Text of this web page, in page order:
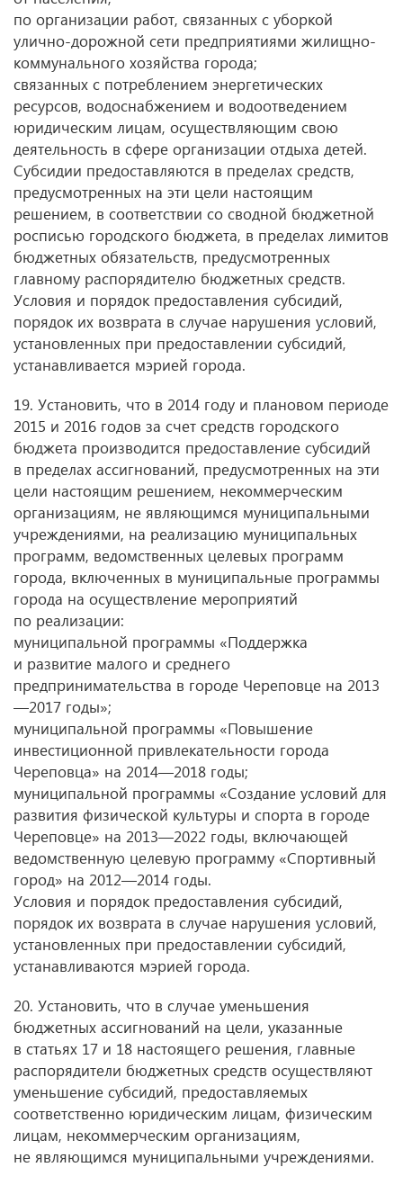
по организации работ, связанных с уборкой
улично-дорожной сети предприятиями жилищно-
коммунального хозяйства города;
связанных с потреблением энергетических
ресурсов, водоснабжением и водоотведением
юридическим лицам, осуществляющим свою
деятельность в сфере организации отдыха детей.
Субсидии предоставляются в пределах средств,
предусмотренных на эти цели настоящим
решением, в соответствии со сводной бюджетной
росписью городского бюджета, в пределах лимитов
бюджетных обязательств, предусмотренных
главному распорядителю бюджетных средств.
Условия и порядок предоставления субсидий,
порядок их возврата в случае нарушения условий,
установленных при предоставлении субсидий,
устанавливается мэрией города.
19. Установить, что в 2014 году и плановом периоде
2015 и 2016 годов за счет средств городского
бюджета производится предоставление субсидий
в пределах ассигнований, предусмотренных на эти
цели настоящим решением, некоммерческим
организациям, не являющимся муниципальными
учреждениями, на реализацию муниципальных
программ, ведомственных целевых программ
города, включенных в муниципальные программы
города на осуществление мероприятий
по реализации:
муниципальной программы «Поддержка
и развитие малого и среднего
предпринимательства в городе Череповце на 2013
—2017 годы»;
муниципальной программы «Повышение
инвестиционной привлекательности города
Череповца» на 2014—2018 годы;
муниципальной программы «Создание условий для
развития физической культуры и спорта в городе
Череповце» на 2013—2022 годы, включающей
ведомственную целевую программу «Спортивный
город» на 2012—2014 годы.
Условия и порядок предоставления субсидий,
порядок их возврата в случае нарушения условий,
установленных при предоставлении субсидий,
устанавливаются мэрией города.
20. Установить, что в случае уменьшения
бюджетных ассигнований на цели, указанные
в статьях 17 и 18 настоящего решения, главные
распорядители бюджетных средств осуществляют
уменьшение субсидий, предоставляемых
соответственно юридическим лицам, физическим
лицам, некоммерческим организациям,
не являющимся муниципальными учреждениями.